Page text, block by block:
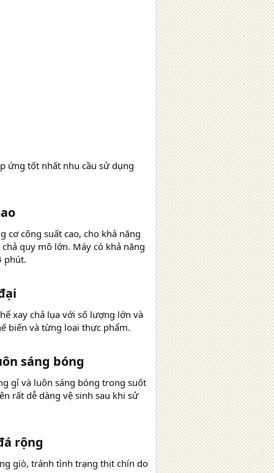
ứng tốt nhất nhu cầu sử dụng
công suất cao, cho khả năng
quy mô lớn. Máy có khả năng
phút.
xay chả lụa với số lượng lớn và
biến và từng loại thực phẩm.
sáng bóng
gỉ và luôn sáng bóng trong suốt
rất dễ dàng vệ sinh sau khi sử
rộng
giò, tránh tình trạng thịt chín do